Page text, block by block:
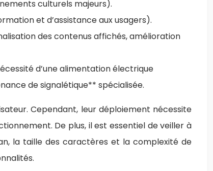
culturels majeurs).
et d’assistance aux usagers).
des contenus affichés, amélioration
d’une alimentation électrique
de signalétique** spécialisée.
Cependant, leur déploiement nécessite
De plus, il est essentiel de veiller à
la taille des caractères et la complexité de